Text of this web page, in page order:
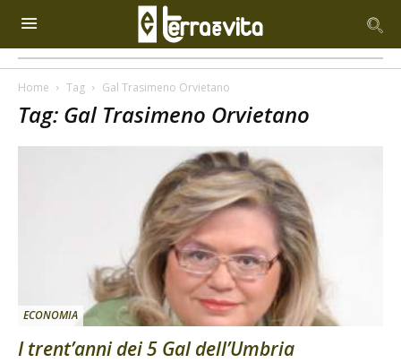
Home Tag Gal Trasimeno Orvietano
Tag: Gal Trasimeno Orvietano
ECONOMIA
I trent’anni dei 5 Gal dell’Umbria